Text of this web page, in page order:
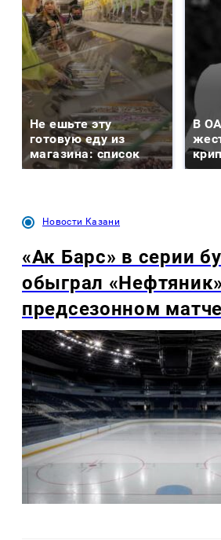
Не ешьте эту
готовую еду из
магазина: список
В
Новости Казани
«Ак Барс» в серии
обыграл
предсезонном матче